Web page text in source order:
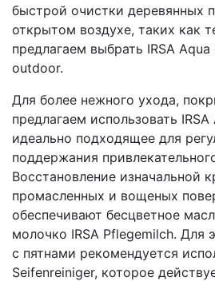
быстрой очистки деревянных
открытом воздухе, таких как
предлагаем выбрать IRSA
outdoor.
Для более нежного ухода,
предлагаем использовать IRSA
идеально подходящее для
поддержания
Восстановление изначальной
промасленных и вощеных
обеспечивают бесцветное
молочко IRSA Pflegemilch. Для
с пятнами рекомендуется
Seifenreiniger, которое